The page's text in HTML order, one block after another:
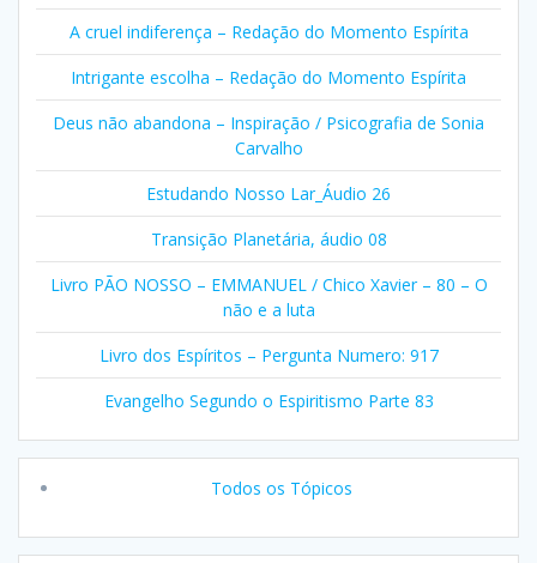
A cruel indiferença – Redação do Momento Espírita
Intrigante escolha – Redação do Momento Espírita
Deus não abandona – Inspiração / Psicografia de Sonia
Carvalho
Estudando Nosso Lar_Áudio 26
Transição Planetária, áudio 08
Livro PÃO NOSSO – EMMANUEL / Chico Xavier – 80 – O
não e a luta
Livro dos Espíritos – Pergunta Numero: 917
Evangelho Segundo o Espiritismo Parte 83
Todos os Tópicos